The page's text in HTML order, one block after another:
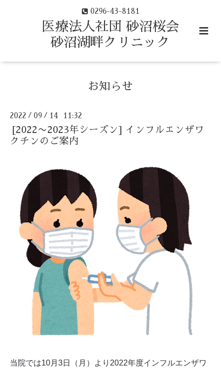
0296-43-8181
医療法人社団 砂沼桜会
砂沼湖畔クリニック
お知らせ
2022 / 09 / 14 11:32
[2022〜2023年シーズン] インフルエンザワ
クチンのご案内
当院では10月3日（月）より2022年度インフルエンザワ